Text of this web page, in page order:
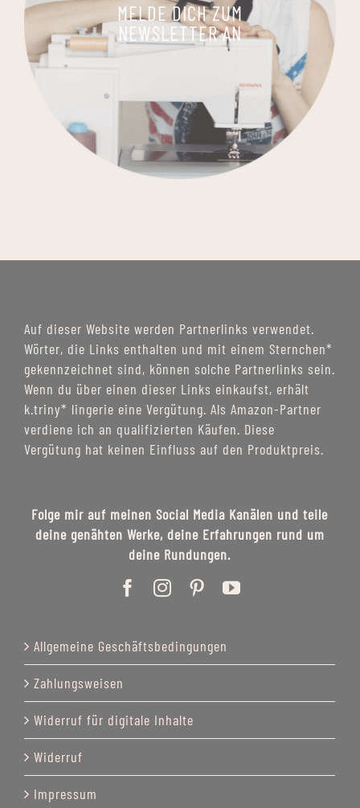
MELDE DICH ZUM
NEWSLETTER AN
Auf dieser Website werden Partnerlinks verwendet.
Wörter, die Links enthalten und mit einem Sternchen*
gekennzeichnet sind, können solche Partnerlinks sein.
Wenn du über einen dieser Links einkaufst, erhält
k.triny* lingerie eine Vergütung. Als Amazon-Partner
verdiene ich an qualifizierten Käufen. Diese
Vergütung hat keinen Einfluss auf den Produktpreis.
Folge mir auf meinen Social Media Kanälen und teile
deine genähten Werke, deine Erfahrungen rund um
deine Rundungen.
Allgemeine Geschäftsbedingungen
Zahlungsweisen
Widerruf für digitale Inhalte
Widerruf
Impressum